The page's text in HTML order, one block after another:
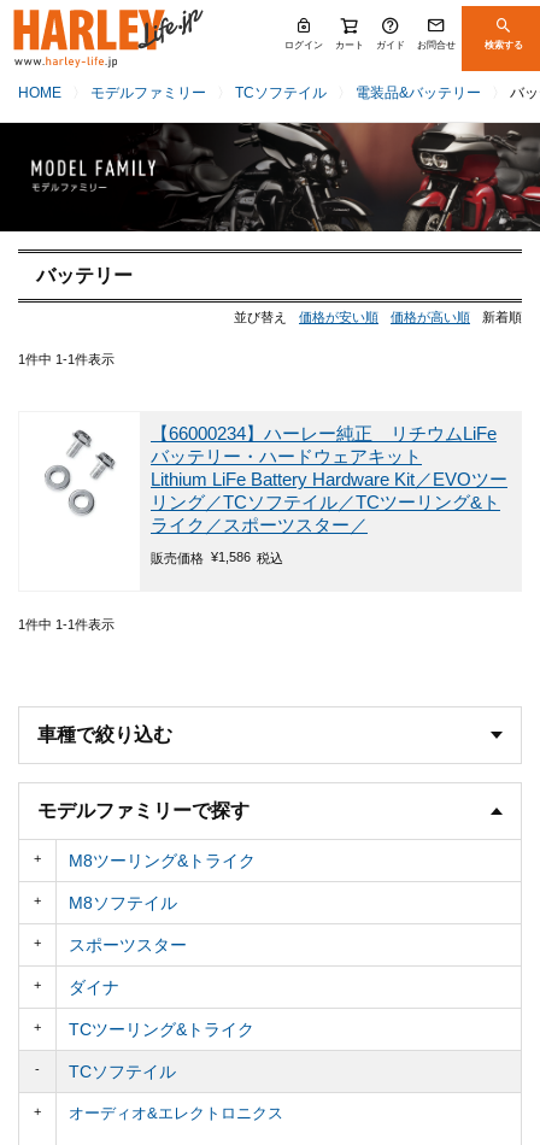
ログイン カート ガイド お問合せ 検索する
HOME モデルファミリー TCソフテイル 電装品&バッテリー バ
バッテリー
並び替え 価格が安い順 価格が高い順 新着順
1件中 1-1件表示
【66000234】ハーレー純正 リチウムLiFe
バッテリー・ハードウェアキット
Lithium LiFe Battery Hardware Kit／EVOツー
リング／TCソフテイル／TCツーリング&ト
ライク／スポーツスター／
販売価格 ¥1,586 税込
1件中 1-1件表示
車種で絞り込む
モデルファミリーで探す
M8ツーリング&トライク
M8ソフテイル
スポーツスター
ダイナ
TCツーリング&トライク
TCソフテイル
オーディオ&エレクトロニクス